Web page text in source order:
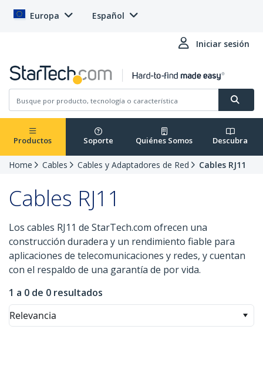
Europa Español
Iniciar sesión
Productos Soporte Quiénes Somos Descubra
Home Cables Cables y Adaptadores de Red Cables RJ11
Cables RJ11
Los cables RJ11 de StarTech.com ofrecen una
construcción duradera y un rendimiento fiable para
aplicaciones de telecomunicaciones y redes, y cuentan
con el respaldo de una garantía de por vida.
1 a 0 de 0 resultados
Relevancia